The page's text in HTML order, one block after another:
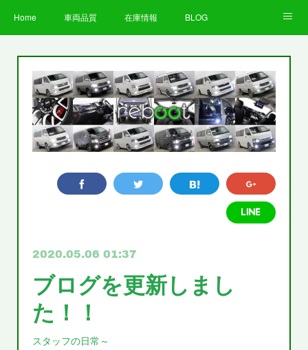
Home 車両品質 在庫情報 BLOG
お客様の声 STAFF 企業情報
プライバシーポリシー
2020.05.06 01:37
ブログを更新しまし
た！！
スタッフの日常～